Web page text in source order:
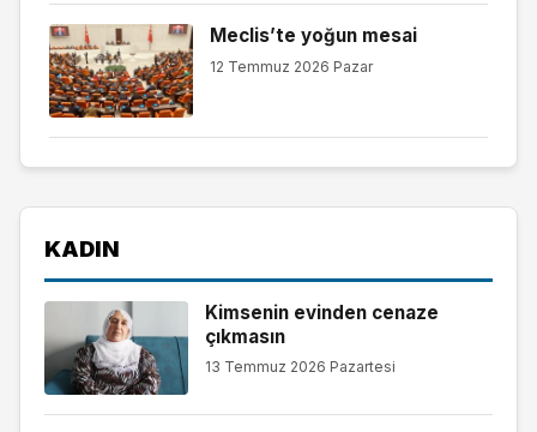
Meclis’te yoğun mesai
12 Temmuz 2026 Pazar
KADIN
Kimsenin evinden cenaze
çıkmasın
13 Temmuz 2026 Pazartesi